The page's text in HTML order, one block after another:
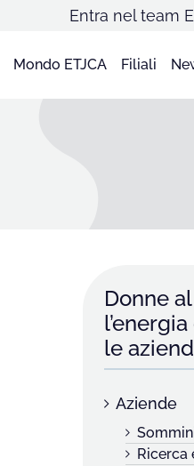
Entra nel team
Mondo ETJCA Filiali
Donne
le
Aziende
Ricerca